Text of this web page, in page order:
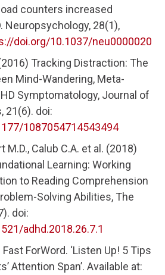
counters increased
Neuropsychology, 28(1),
doi.org/10.1037/neu0000020
Tracking Distraction: The
Mind-Wandering, Meta-
Symptomatology, Journal of
21(6). doi:
1087054714543494
M.D., Calub C.A. et al. (2018)
Learning: Working
to Reading Comprehension
Solving Abilities, The
doi:
adhd.2018.26.7.1
ForWord. ‘Listen Up! 5 Tips
Attention Span’. Available at: